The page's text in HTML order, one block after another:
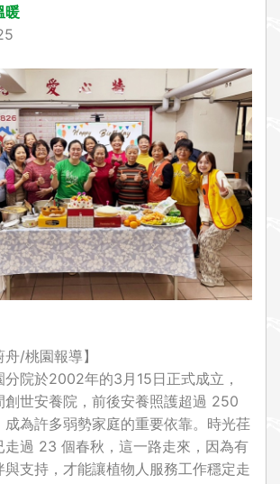
t
i
o
n
暖
舟/桃園報導】
院於2002年的3月15日正式成立，
創世安養院，前後安養照護超過 250
成為許多弱勢家庭的重要依靠。時光荏
走過 23 個春秋，這一路走來，因為有
支持，才能讓植物人服務工作穩定走